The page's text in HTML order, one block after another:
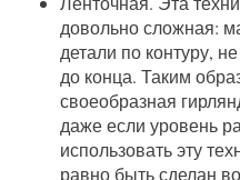
довольно сложная:
детали по контуру,
до конца. Таким
своеобразная
даже если уровень
использовать эту
равно быть сделан